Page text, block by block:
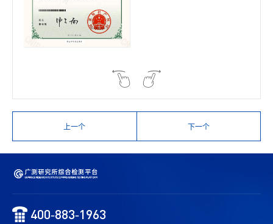
上一个 下一个
400-883-1963